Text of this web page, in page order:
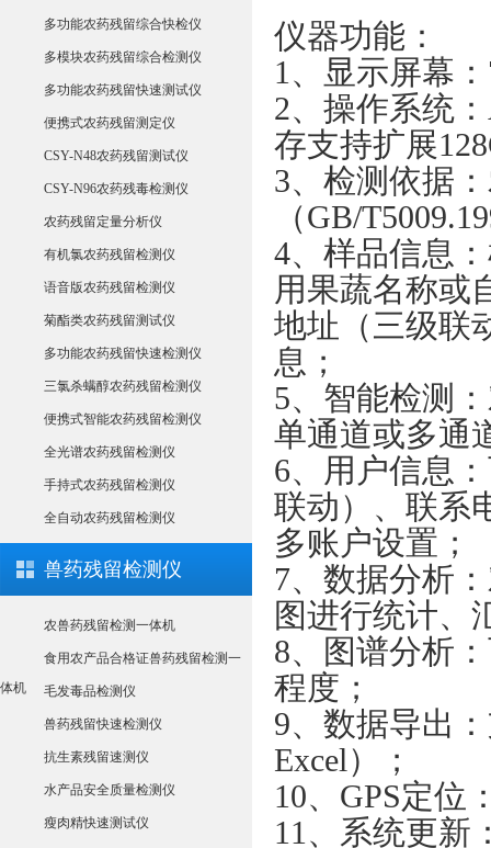
多功能农药残留综合快检仪
多模块农药残留综合检测仪
多功能农药残留快速测试仪
便携式农药残留测定仪
CSY-N48农药残留测试仪
CSY-N96农药残毒检测仪
农药残留定量分析仪
有机氯农药残留检测仪
语音版农药残留检测仪
菊酯类农药残留测试仪
多功能农药残留快速检测仪
三氯杀螨醇农药残留检测仪
便携式智能农药残留检测仪
全光谱农药残留检测仪
手持式农药残留检测仪
全自动农药残留检测仪
兽药残留检测仪
农兽药残留检测一体机
食用农产品合格证兽药残留检测一
体机 毛发毒品检测仪
兽药残留快速检测仪
抗生素残留速测仪
水产品安全质量检测仪
瘦肉精快速测试仪
仪器功能：
1、显示屏幕
2、操作系统
存支持扩展
3、检测依据
（GB/
4、样品信息
用果蔬名称或
地址（三级联
息；
5、智能检测
单通道或多通
6、用户信息
联动）、联系
多账户设置；
7、数据分析
图进行统计、
8、图谱分析
程度；
9、数据导出
Excel）；
10、GPS定位
11、系统更新